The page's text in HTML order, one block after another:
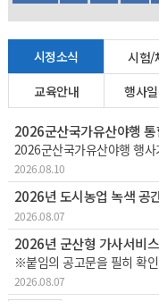
시정소식 시험/
교육안내
행사
2026.08.10
2026년 도시농업 녹색 공
2026.08.07
2026년 군산형 가사서비
2026.08.07